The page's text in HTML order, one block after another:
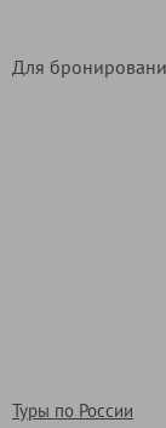
Для
Туры по России